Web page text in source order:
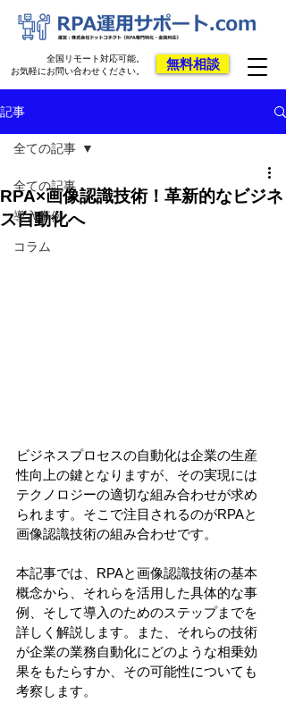
無料相談
全国リモート対応可能。
お気軽にお問い合わせください。
記事
全ての記事
導入事例
コラム
全ての記事
RPA×画像認識技術！革新的なビジネ
ス自動化へ
ビジネスプロセスの自動化は企業の生産
性向上の鍵となりますが、その実現には
テクノロジーの適切な組み合わせが求め
られます。そこで注目されるのがRPAと
画像認識技術の組み合わせです。
本記事では、RPAと画像認識技術の基本
概念から、それらを活用した具体的な事
例、そして導入のためのステップまでを
詳しく解説します。また、それらの技術
が企業の業務自動化にどのような相乗効
果をもたらすか、その可能性についても
考察します。